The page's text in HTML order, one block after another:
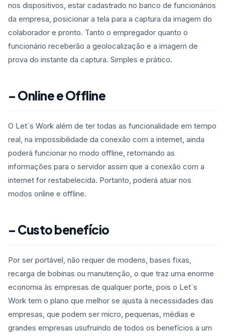
nos dispositivos, estar cadastrado no banco de funcionários
da empresa, posicionar a tela para a captura da imagem do
colaborador e pronto. Tanto o empregador quanto o
funcionário receberão a geolocalização e a imagem de
prova do instante da captura. Simples e prático.
– Online e Offline
O Let´s Work além de ter todas as funcionalidade em tempo
real, na impossibilidade da conexão com a internet, ainda
poderá funcionar no modo offline, retornando as
informações para o servidor assim que a conexão com a
internet for restabelecida. Portanto, poderá atuar nos
modos online e offline.
– Custo benefício
Por ser portável, não requer de modens, bases fixas,
recarga de bobinas ou manutenção, o que traz uma enorme
economia às empresas de qualquer porte, pois o Let´s
Work tem o plano que melhor se ajusta à necessidades das
empresas, que podem ser micro, pequenas, médias e
grandes empresas usufruindo de todos os benefícios a um